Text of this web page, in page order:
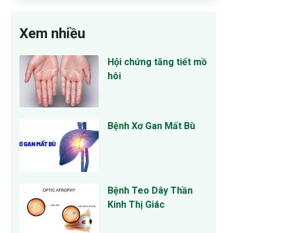
Xem nhiều
Hội chứng tăng tiết mồ
hôi
Bệnh Xơ Gan Mất Bù
Bệnh Teo Dây Thần
Kinh Thị Giác